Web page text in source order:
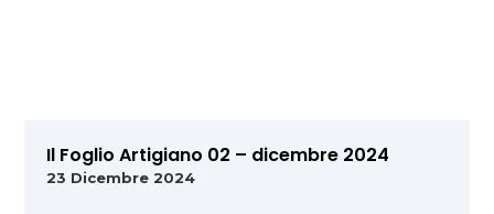
Il Foglio Artigiano 02 – dicembre 2024
23 Dicembre 2024